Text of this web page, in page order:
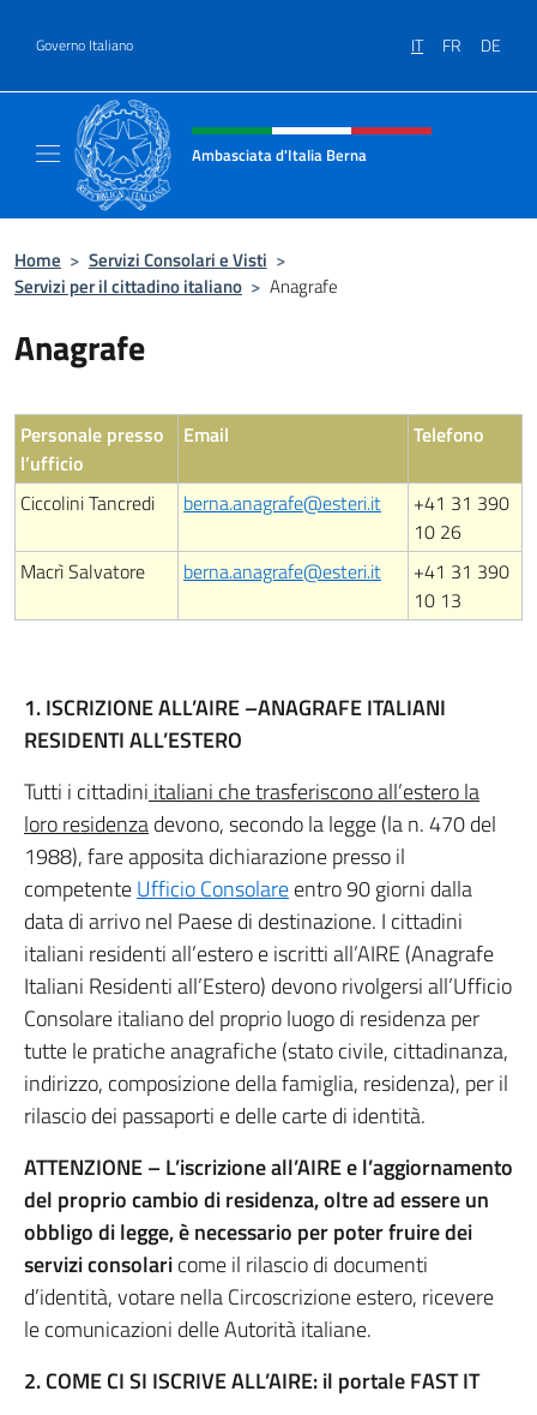
Governo Italiano IT FR DE
Intestazione sito, social e menù
Ambasciata d'Italia Berna
Home > Servizi Consolari e Visti >
Servizi per il cittadino italiano > Anagrafe
Anagrafe
Personale presso
l’ufficio
Email Telefono
Ciccolini Tancredi berna.anagrafe@esteri.it
+41 31 390
10 26
Macrì Salvatore
berna.anagrafe@esteri.it
+41 31 390
10 13
1. ISCRIZIONE ALL’AIRE –ANAGRAFE ITALIANI
RESIDENTI ALL’ESTERO
Tutti i cittadini italiani che trasferiscono all’estero la
loro residenzadevono, secondo la legge (la n. 470 del
1988), fare apposita dichiarazione presso il
competenteUfficio Consolareentro 90 giorni dalla
data di arrivo nel Paese di destinazione. I cittadini
italiani residenti all’estero e iscritti all’AIRE (Anagrafe
Italiani Residenti all’Estero) devono rivolgersi all’Ufficio
Consolare italiano del proprio luogo di residenza per
tutte le pratiche anagrafiche (stato civile, cittadinanza,
indirizzo, composizione della famiglia, residenza), per il
rilascio dei passaporti e delle carte di identità.
ATTENZIONE – L’iscrizione all’AIRE e l’aggiornamento
del proprio cambio di residenza, oltre ad essere un
obbligo di legge, è necessario per poter fruire dei
servizi consolaricome il rilascio di documenti
d’identità, votare nella Circoscrizione estero, ricevere
le comunicazioni delle Autorità italiane.
2. COME CI SI ISCRIVE ALL’AIRE: il portale FAST IT